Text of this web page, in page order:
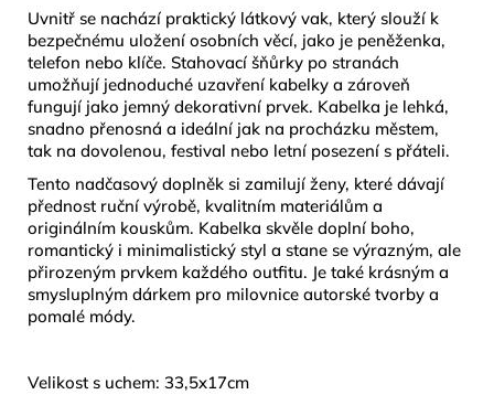
Uvnitř se nachází praktický látkový vak, který slouží k
bezpečnému uložení osobních věcí, jako je peněženka,
telefon nebo klíče. Stahovací šňůrky po stranách
umožňují jednoduché uzavření kabelky a zároveň
fungují jako jemný dekorativní prvek. Kabelka je lehká,
snadno přenosná a ideální jak na procházku městem,
tak na dovolenou, festival nebo letní posezení s přáteli.
Tento nadčasový doplněk si zamilují ženy, které dávají
přednost ruční výrobě, kvalitním materiálům a
originálním kouskům. Kabelka skvěle doplní boho,
romantický i minimalistický styl a stane se výrazným, ale
přirozeným prvkem každého outfitu. Je také krásným a
smysluplným dárkem pro milovnice autorské tvorby a
pomalé módy.
Velikost s uchem: 33,5x17cm